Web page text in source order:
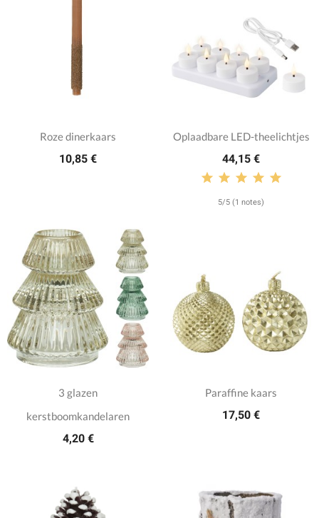
Roze dinerkaars
10,85 €
Oplaadbare LED-theelichtjes
44,15 €
5/5 (1 notes)
3 glazen
kerstboomkandelaren
4,20 €
Paraffine kaars
17,50 €